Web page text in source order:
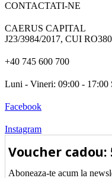
CONTACTATI-NE
CAERUS CAPITAL
J23/3984/2017, CUI
+40 745 600 700
Luni - Vineri: 09:00 - 17:00
Facebook
Instagram
Voucher cadou:
Aboneaza-te acum la